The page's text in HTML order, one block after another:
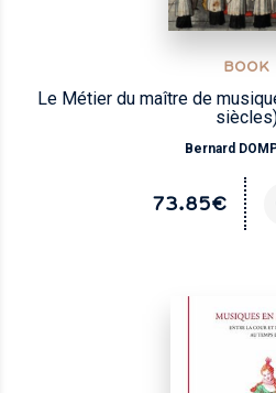
BOOK
Le Métier du maître de
Bernard
73.85€